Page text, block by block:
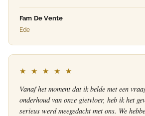
Fam De Vente
Ede
★ ★ ★ ★ ★
Vanaf het moment dat ik belde met een
onderhoud van onze gietvloer, heb ik het
serieus werd meegedacht met ons. We